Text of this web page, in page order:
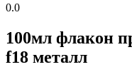
0.0
100мл флакон
f18 металл